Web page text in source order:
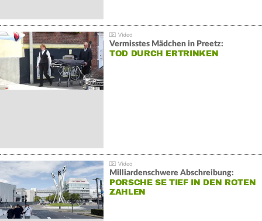
Vermisstes Mädchen in Preetz:
TOD DURCH ERTRINKEN
Milliardenschwere Abschreibung:
PORSCHE SE TIEF IN DEN ROTEN
ZAHLEN